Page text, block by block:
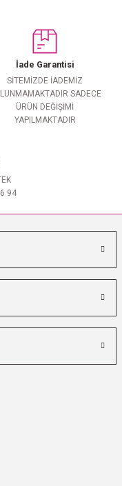
İade Garantisi
SİTEMİZDE İADEMİZ
SADECE
ÜRÜN DEĞİŞİMİ
YAPILMAKTADIR
94